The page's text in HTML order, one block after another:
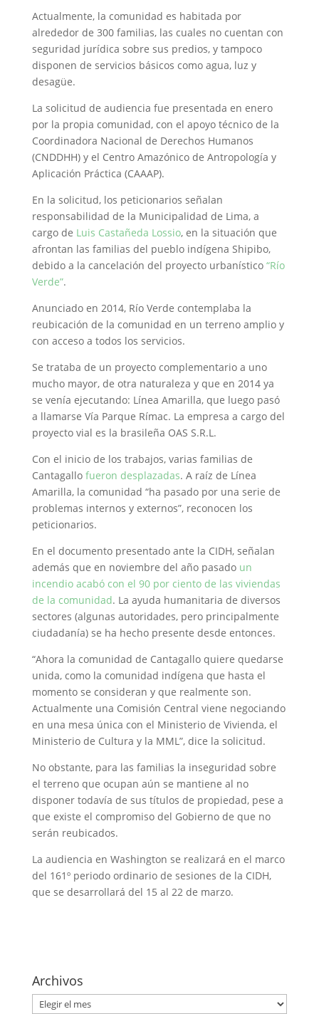
Actualmente, la comunidad es habitada por
alrededor de 300 familias, las cuales no cuentan con
seguridad jurídica sobre sus predios, y tampoco
disponen de servicios básicos como agua, luz y
desagüe.
La solicitud de audiencia fue presentada en enero
por la propia comunidad, con el apoyo técnico de la
Coordinadora Nacional de Derechos Humanos
(CNDDHH) y el Centro Amazónico de Antropología y
Aplicación Práctica (CAAAP).
En la solicitud, los peticionarios señalan
responsabilidad de la Municipalidad de Lima, a
cargo de Luis Castañeda Lossio, en la situación que
afrontan las familias del pueblo indígena Shipibo,
debido a la cancelación del proyecto urbanístico “Río
Verde”.
Anunciado en 2014, Río Verde contemplaba la
reubicación de la comunidad en un terreno amplio y
con acceso a todos los servicios.
Se trataba de un proyecto complementario a uno
mucho mayor, de otra naturaleza y que en 2014 ya
se venía ejecutando: Línea Amarilla, que luego pasó
a llamarse Vía Parque Rímac. La empresa a cargo del
proyecto vial es la brasileña OAS S.R.L.
Con el inicio de los trabajos, varias familias de
Cantagallo fueron desplazadas. A raíz de Línea
Amarilla, la comunidad “ha pasado por una serie de
problemas internos y externos”, reconocen los
peticionarios.
En el documento presentado ante la CIDH, señalan
además que en noviembre del año pasado un
incendio acabó con el 90 por ciento de las viviendas
de la comunidad. La ayuda humanitaria de diversos
sectores (algunas autoridades, pero principalmente
ciudadanía) se ha hecho presente desde entonces.
“Ahora la comunidad de Cantagallo quiere quedarse
unida, como la comunidad indígena que hasta el
momento se consideran y que realmente son.
Actualmente una Comisión Central viene negociando
en una mesa única con el Ministerio de Vivienda, el
Ministerio de Cultura y la MML”, dice la solicitud.
No obstante, para las familias la inseguridad sobre
el terreno que ocupan aún se mantiene al no
disponer todavía de sus títulos de propiedad, pese a
que existe el compromiso del Gobierno de que no
serán reubicados.
La audiencia en Washington se realizará en el marco
del 161º periodo ordinario de sesiones de la CIDH,
que se desarrollará del 15 al 22 de marzo.
Archivos
Archivos